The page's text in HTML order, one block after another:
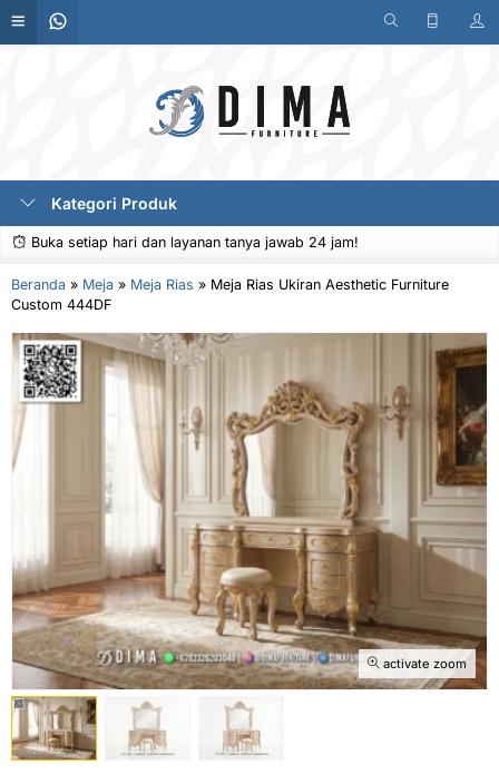
Kategori Produk
Buka setiap hari dan layanan tanya jawab 24 jam!
Beranda » Meja » Meja Rias » Meja Rias Ukiran Aesthetic Furniture
Custom 444DF
activate zoom